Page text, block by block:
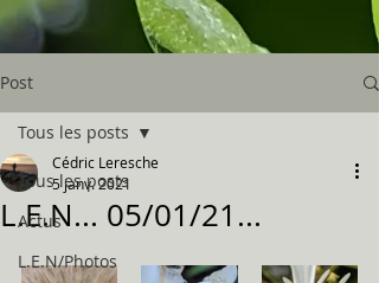
Post
Tous les posts
Actus
L.E.N/Photos
Tous les posts
L.E.N... 05/01/21...
Cédric Leresche
5 janv. 2021